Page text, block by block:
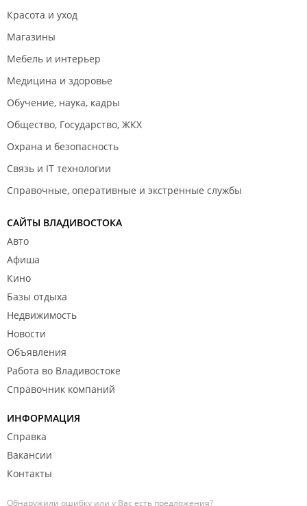
Красота и уход
Магазины
Мебель и интерьер
Медицина и здоровье
Обучение, наука, кадры
Общество, Государство, ЖКХ
Охрана и безопасность
Связь и IT технологии
Справочные, оперативные и экстренные службы
САЙТЫ ВЛАДИВОСТОКА
Авто
Афиша
Кино
Базы отдыха
Недвижимость
Новости
Объявления
Работа во Владивостоке
Справочник компаний
ИНФОРМАЦИЯ
Справка
Вакансии
Контакты
Обнаружили ошибку или у Вас есть предложения?